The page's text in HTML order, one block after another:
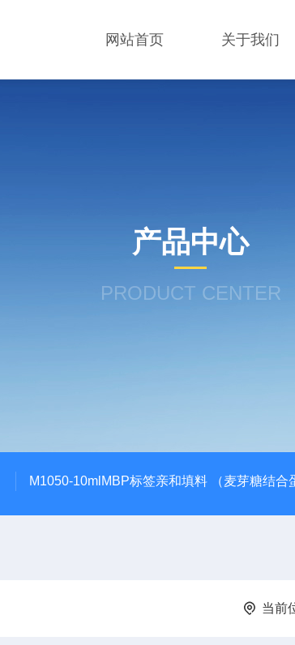
网站首页 关于我们
产品中心
PRODUCT CENTER
M1050-10mlMBP标签亲和填料 （麦芽糖结合
当前